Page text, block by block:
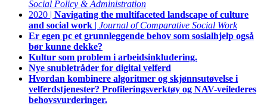
Social Policy & Administration
2020 | Navigating the multifaceted landscape of culture
and social work | Journal of Comparative Social Work
Er egen pc et grunnleggende behov som sosialhjelp også
bør kunne dekke?
Kultur som problem i arbeidsinkludering.
Nye snubletråder for digital velferd
Hvordan kombinere algoritmer og skjønnsutøvelse i
velferdstjenester? Profileringsverktøy og NAV-veilederes
behovsvurderinger.